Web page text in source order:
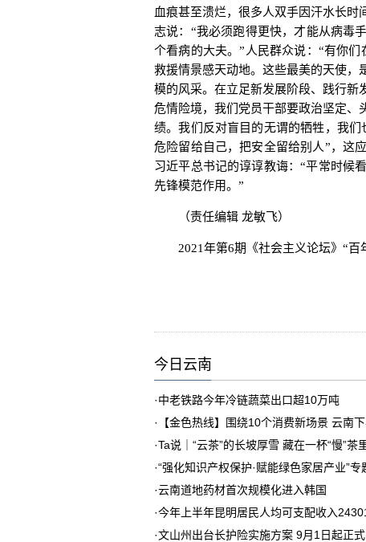
血痕甚至溃烂，很多人双手因汗水长时
志说：“我必须跑得更快，才能从病毒
个看病的大夫。”人民群众说：“有你
救援情景感天动地。这些最美的天使，
模的风采。在立足新发展阶段、践行新
危情险境，我们党员干部要政治坚定、
绩。我们反对盲目的无谓的牺牲，我
危险留给自己，把安全留给别人”，这
习近平总书记的谆谆教诲：“平常时候
先锋模范作用。”
（责任编辑 龙敏飞）
2021年第6期《社会主义论坛》“百
今日云南
·中老铁路今年冷链蔬菜出口超10万吨
·
【金色热线】围绕10个消费新场景 云南
·Ta说｜“云茶”的长坡厚雪 藏在一杯“慢”茶
·“强化知识产权保护·赋能绿色家居产业”
·云南道地药材首次规模化进入韩国
·今年上半年昆明居民人均可支配收入
·文山州出台长护险实施方案 9月1日起正